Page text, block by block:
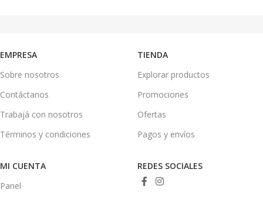
EMPRESA
Sobre nosotros
Contáctanos
Trabajá con nosotros
Términos y condiciones
TIENDA
Explorar productos
Promociones
Ofertas
Pagos y envíos
MI CUENTA
Panel
REDES SOCIALES